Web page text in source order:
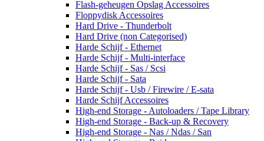
Flash-geheugen Opslag Accessoires
Floppydisk Accessoires
Hard Drive - Thunderbolt
Hard Drive (non Categorised)
Harde Schijf - Ethernet
Harde Schijf - Multi-interface
Harde Schijf - Sas / Scsi
Harde Schijf - Sata
Harde Schijf - Usb / Firewire / E-sata
Harde Schijf Accessoires
High-end Storage - Autoloaders / Tape Library
High-end Storage - Back-up & Recovery
High-end Storage - Nas / Ndas / San